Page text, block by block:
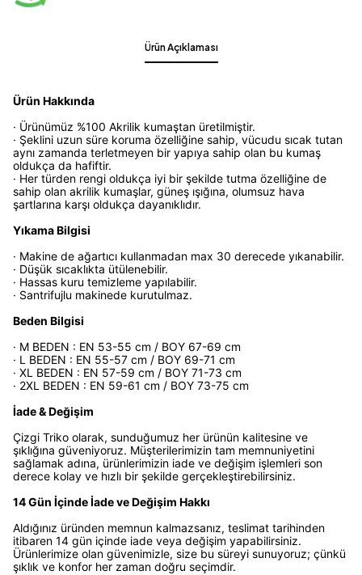
Ürün Açıklaması
Ürün Hakkında
· Ürünümüz %100 Akrilik kumaştan üretilmiştir.
· Şeklini uzun süre koruma özelliğine sahip, vücudu sıcak tutan
aynı zamanda terletmeyen bir yapıya sahip olan bu kumaş
oldukça da hafiftir.
· Her türden rengi oldukça iyi bir şekilde tutma özelliğine de
sahip olan akrilik kumaşlar, güneş ışığına, olumsuz hava
şartlarına karşı oldukça dayanıklıdır.
Yıkama Bilgisi
· Makine de ağartıcı kullanmadan max 30 derecede yıkanabilir.
· Düşük sıcaklıkta ütülenebilir.
· Hassas kuru temizleme yapılabilir.
· Santrifujlu makinede kurutulmaz.
Beden Bilgisi
· M BEDEN : EN 53-55 cm / BOY 67-69 cm
· L BEDEN : EN 55-57 cm / BOY 69-71 cm
· XL BEDEN : EN 57-59 cm / BOY 71-73 cm
· 2XL BEDEN : EN 59-61 cm / BOY 73-75 cm
İade & Değişim
Çizgi Triko olarak, sunduğumuz her ürünün kalitesine ve
şıklığına güveniyoruz. Müşterilerimizin tam memnuniyetini
sağlamak adına, ürünlerimizin iade ve değişim işlemleri son
derece kolay ve hızlı bir şekilde gerçekleştirebilirsiniz.
14 Gün İçinde İade ve Değişim Hakkı
Aldığınız üründen memnun kalmazsanız, teslimat tarihinden
itibaren 14 gün içinde iade veya değişim yapabilirsiniz.
Ürünlerimize olan güvenimizle, size bu süreyi sunuyoruz; çünkü
şıklık ve konfor her zaman doğru seçimdir.